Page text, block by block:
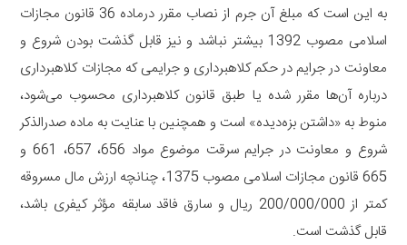
به این است که مبلغ آن جرم از نصاب مقرر درماده 36 قانون مجازات
اسلامی مصوب 1392 بیشتر نباشد و نیز قابل گذشت بودن شروع و
معاونت در جرایم در حکم کلاهبرداری و جرایمی که مجازات کلاهبرداری
درباره آن‌ها مقرر شده یا طبق قانون کلاهبرداری محسوب می‌شود،
منوط به «داشتن بزه‌دیده» است و همچنین با عنایت به ماده صدرالذکر
شروع و معاونت در جرایم سرقت موضوع مواد 656، 657، 661 و
665 قانون مجازات اسلامی مصوب 1375، چنانچه ارزش مال مسروقه
کمتر از 200/000/000 ریال و سارق فاقد سابقه مؤثر کیفری باشد،
قابل گذشت است.